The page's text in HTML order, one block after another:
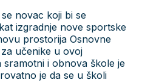
novac koji bi se
izgradnje nove sportske
prostorija Osnovne
za učenike u ovoj
i obnova škole je
je da se u školi